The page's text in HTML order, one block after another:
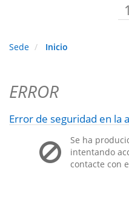
Sede Inicio
ERROR
Error de seguridad en la
Se ha
intentando
contacte con